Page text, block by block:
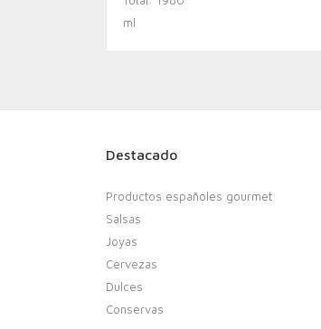
Destacado
Productos españoles gourmet
Salsas
Joyas
Cervezas
Dulces
Conservas